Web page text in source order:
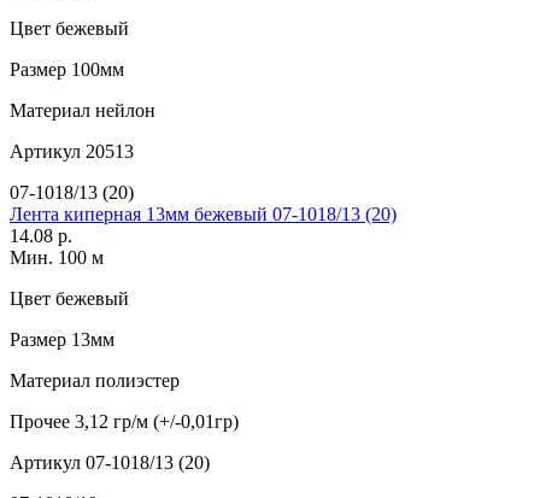
Цвет бежевый
Размер 100мм
Материал нейлон
Артикул 20513
07-1018/13 (20)
Лента киперная 13мм бежевый 07-1018/13 (20)
14.08 р.
Мин. 100 м
Цвет бежевый
Размер 13мм
Материал полиэстер
Прочее 3,12 гр/м (+/-0,01гр)
Артикул 07-1018/13 (20)